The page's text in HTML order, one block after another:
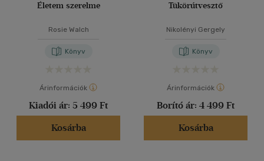
Életem szerelme
Rosie Walch
Könyv
Árinformációk
Kiadói ár: 5 499 Ft
Kosárba
Tükörútvesztő
Nikolényi Gergely
Könyv
Árinformációk
Borító ár: 4 499 Ft
Kosárba